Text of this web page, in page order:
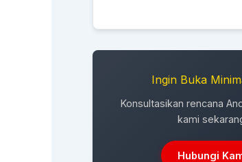
Ingin Buka
Konsultasikan rencana
kami
Hubungi